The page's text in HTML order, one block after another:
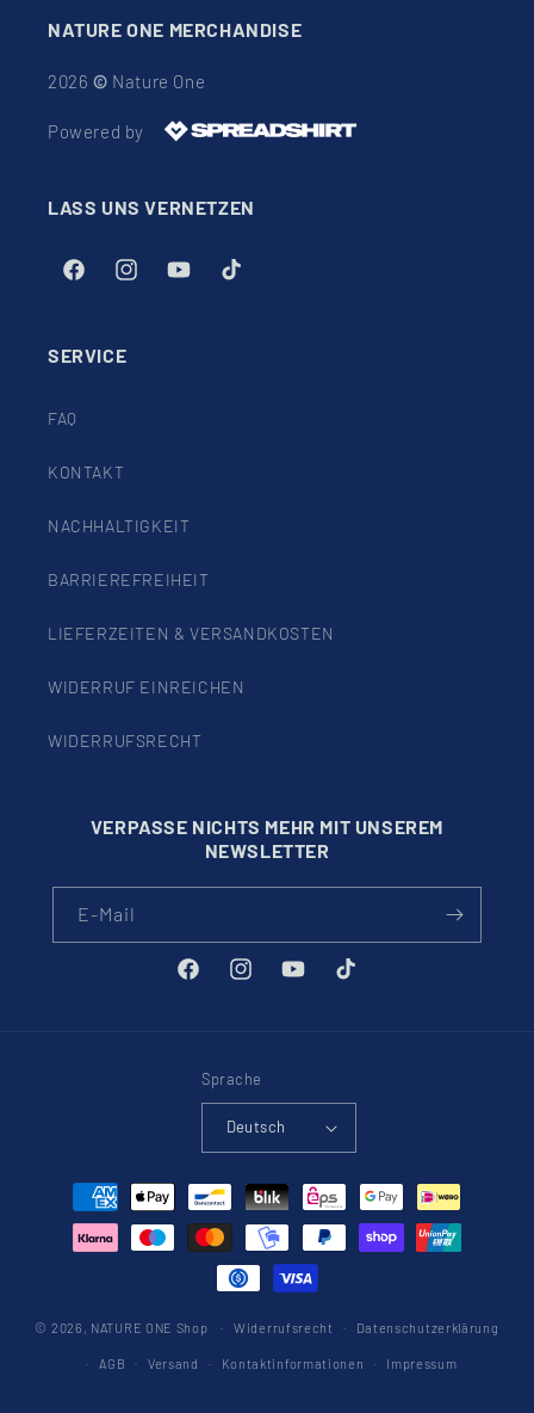
NATURE ONE MERCHANDISE
2026 © Nature One
Powered by
LASS UNS VERNETZEN
FacebookInstagramYouTubeTikTok
SERVICE
FAQ
KONTAKT
NACHHALTIGKEIT
BARRIEREFREIHEIT
LIEFERZEITEN & VERSANDKOSTEN
WIDERRUF EINREICHEN
WIDERRUFSRECHT
VERPASSE NICHTS MEHR MIT UNSEREM
NEWSLETTER
E-Mail
FacebookInstagramYouTubeTikTok
Sprache
Deutsch
Zahlungsmethoden
© 2026, NATURE ONE Shop Widerrufsrecht Datenschutzerklärung
AGB Versand Kontaktinformationen Impressum